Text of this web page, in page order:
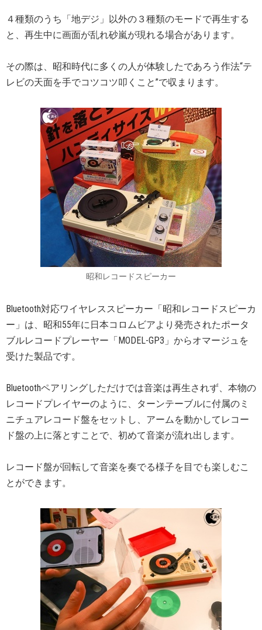
４種類のうち「地デジ」以外の３種類のモードで再生する
と、再生中に画面が乱れ砂嵐が現れる場合があります。
その際は、昭和時代に多くの人が体験したであろう作法“テ
レビの天面を手でコツコツ叩くこと”で収まります。
昭和レコードスピーカー
Bluetooth対応ワイヤレススピーカー「昭和レコードスピーカ
ー」は、昭和55年に日本コロムビアより発売されたポータ
ブルレコードプレーヤー「MODEL-GP3」からオマージュを
受けた製品です。
Bluetoothペアリングしただけでは音楽は再生されず、本物の
レコードプレイヤーのように、ターンテーブルに付属のミ
ニチュアレコード盤をセットし、アームを動かしてレコー
ド盤の上に落とすことで、初めて音楽が流れ出します。
レコード盤が回転して音楽を奏でる様子を目でも楽しむこ
とができます。